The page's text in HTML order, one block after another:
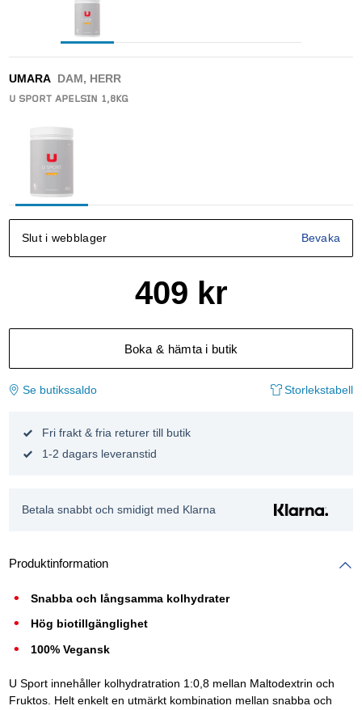
UMARA DAM, HERR
U SPORT APELSIN 1,8KG
Slut i webblager Bevaka
409 kr
Boka & hämta i butik
Se butikssaldo Storlekstabell
Fri frakt & fria returer till butik
1-2 dagars leveranstid
Betala snabbt och smidigt med Klarna
Produktinformation
Snabba och långsamma kolhydrater
Hög biotillgänglighet
100% Vegansk
U Sport innehåller kolhydratration 1:0,8 mellan Maltodextrin och
Fruktos. Helt enkelt en utmärkt kombination mellan snabba och